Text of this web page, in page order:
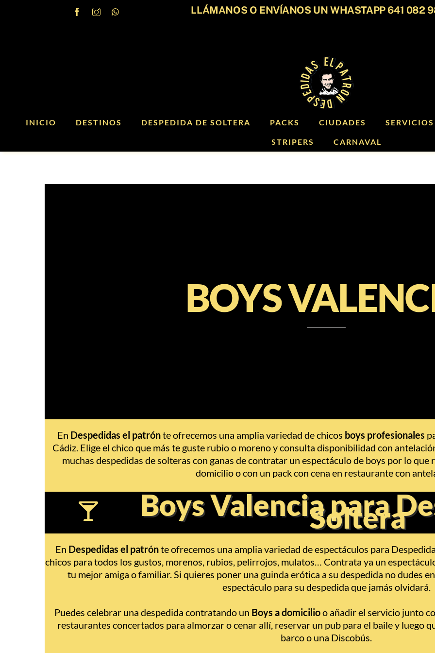
LLÁMANOS O ENVÍANOS UN WHASTAPP 641 082
INICIO DESTINOS DESPEDIDA DE SOLTERA PACKS CIUDADES SERVICIOS
STRIPERS CARNAVAL
BOYS
En Despedidas el patrónte ofrecemos una amplia variedad de chicos boys profesionales
Cádiz. Elige el chico que más te guste rubio o moreno y consulta disponibilidad con
muchas despedidas de solteras con ganas de contratar un espectáculo de boys por lo
domicilio o con un pack con cena en restaurante con
Boys Valencia para
Soltera
En Despedidas el patrónte ofrecemos una amplia variedad de espectáculos para
chicos para todos los gustos, morenos, rubios, pelirrojos, mulatos… Contrata ya un
tu mejor amiga o familiar. Si quieres poner una guinda erótica a su despedida no dudes
espectáculo para su despedida que jamás olvidará.
Puedes celebrar una despedida contratando un Boys a domicilioo añadir el servicio junto
restaurantes concertados para almorzar o cenar allí, reservar un pub para el baile y luego
barco o una Discobús.